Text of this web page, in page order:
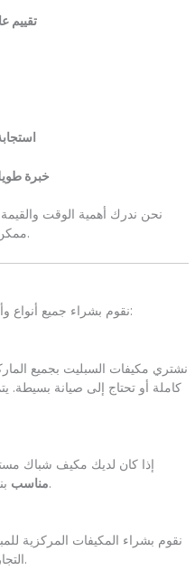
تقييم
خبرة
نحن ندرك أهمية الوقت
ممكن وبأفضل سعر متاح في السوق المحلي.
نقوم بشراء جميع أنواع وأحجام المكيفات المستعملة، بما في ذلك:
نشتري مكيفات السبليت بجميع
كاملة أو تحتاج إلى صيانة بسيطة.
إذا كان لديك مكيف شباك
مناسببناءً على الحالة العامة والاستهلاك السابق.
نقوم بشراء المكيفات المركزية
التجارية، مع توفير فريق مختص للفك والنقل.